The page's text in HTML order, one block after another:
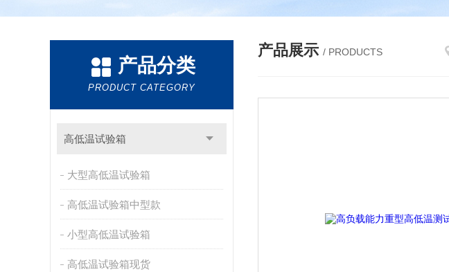
产品分类
PRODUCT CATEGORY
高低温试验箱
大型高低温试验箱
高低温试验箱中型款
小型高低温试验箱
高低温试验箱现货
产品展示 / PRODUCTS